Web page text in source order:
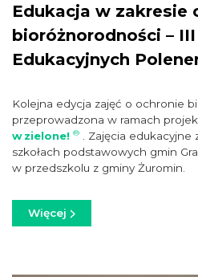
Edukacja w zakresie
bioróżnorodności –
Edukacyjnych
Kolejna edycja zajęć o ochronie
przeprowadzona w ramach
w zielone! ® . Zajęcia edukacyjne
szkołach podstawowych gmin
w przedszkolu z gminy Żuromin.
Więcej